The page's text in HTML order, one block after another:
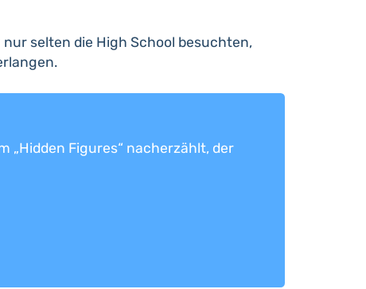
selten die High School besuchten,
„Hidden Figures“ nacherzählt, der